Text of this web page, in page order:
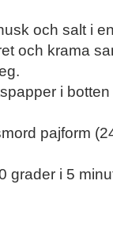
och salt i
och krama
i
pajform
grader i 5